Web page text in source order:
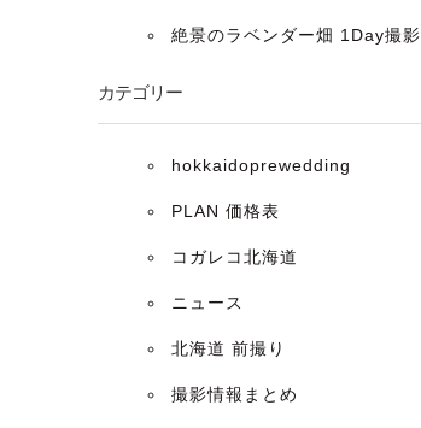
絶景のラベンダー畑 1Day撮影
カテゴリー
hokkaidoprewedding
PLAN 価格表
コガレコ北海道
ニュース
北海道 前撮り
撮影情報まとめ